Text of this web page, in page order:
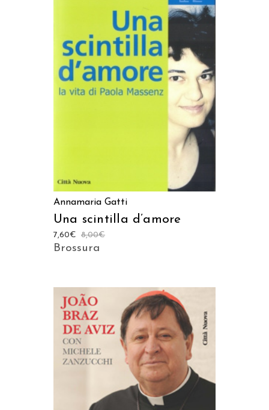
AGGIUNGI AL CARRELLO
Annamaria Gatti
Una scintilla d’amore
8,00€
7,60€
Brossura